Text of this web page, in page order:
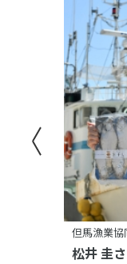
但馬漁業協
松井 圭